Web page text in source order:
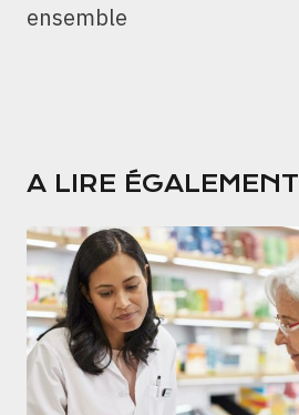
ensemble
A LIRE ÉGALEMENT